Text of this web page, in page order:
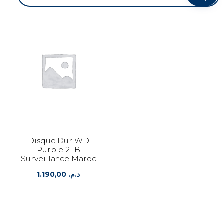
Disque Dur WD
Purple 2TB
Surveillance Maroc
د.م.